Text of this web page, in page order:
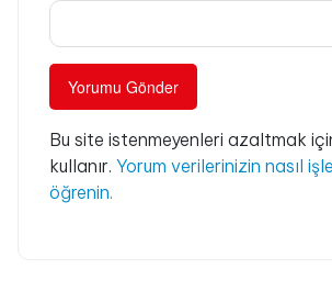
Bu site istenmeyenleri azaltmak
kullanır. Yorum verilerinizin nasıl
öğrenin.